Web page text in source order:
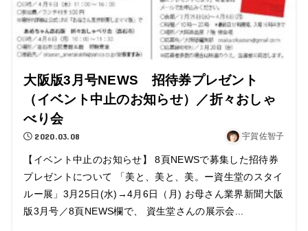
大阪版3月号NEWS 招待券プレゼント
（イベント中止のお知らせ）／折々おしゃ
べり会
2020.03.08 宇賀佐智子
【イベント中止のお知らせ】 8頁NEWSで募集した招待券
プレゼントについて 「美と、美と、美。ー資生堂のスタイ
ルー展」3月25日(水)→4月6日（月) お母さん業界新聞大阪
版3月号／8頁NEWS欄で、 資生堂さんの展示会...